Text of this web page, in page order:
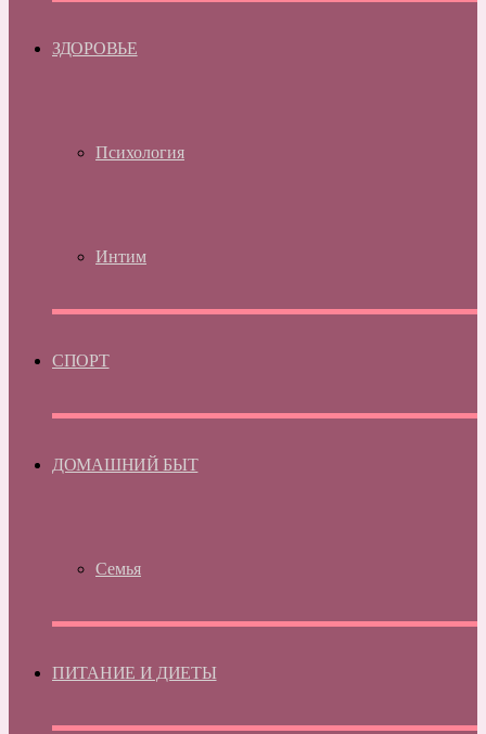
ЗДОРОВЬЕ
Психология
Интим
СПОРТ
ДОМАШНИЙ БЫТ
Семья
ПИТАНИЕ И ДИЕТЫ